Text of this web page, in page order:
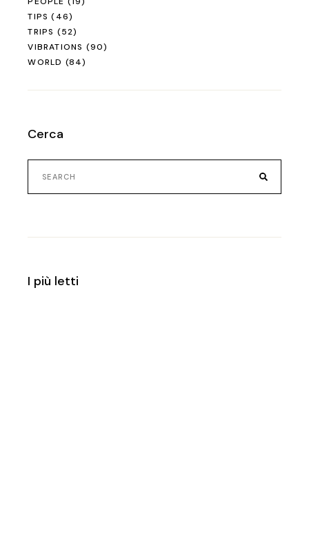
TIPS (46)
TRIPS (52)
VIBRATIONS (90)
WORLD (84)
Cerca
Search
for:
I più letti